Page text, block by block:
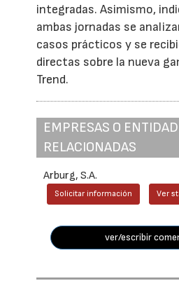
integradas. Asimismo,
ambas jornadas se
casos prácticos y se
directas sobre la nueva
Trend.
EMPRESAS O
RELACIONADAS
Arburg, S.A.
Solicitar información Ver
ver/escribir